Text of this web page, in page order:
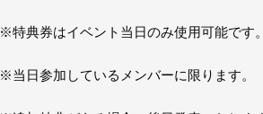
※特典券はイベント当日のみ使用可能です。
※当日参加しているメンバーに限ります。